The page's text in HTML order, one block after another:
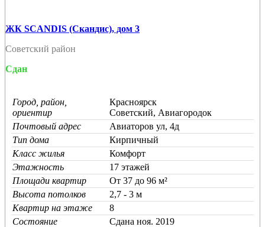
ЖК SCANDIS (Скандис), дом 3
Советский район
Сдан
Город, район,
ориентир
Красноярск
Советский, Авиагородок
Почтовый адрес
Авиаторов ул, 4д
Тип дома
Кирпичный
Класс жилья
Комфорт
Этажность
17 этажей
Площади квартир
От 37 до 96 м²
Высота потолков
2,7 - 3 м
Квартир на этаже
8
Состояние
Cдана ноя. 2019